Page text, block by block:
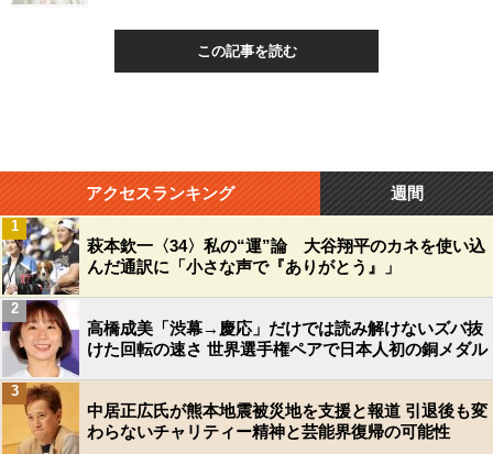
この記事を読む
アクセスランキング 週間
萩本欽一〈34〉私の“運”論 大谷翔平のカネを使い込
んだ通訳に「小さな声で『ありがとう』」
1
高橋成美「渋幕→慶応」だけでは読み解けないズバ抜
けた回転の速さ 世界選手権ペアで日本人初の銅メダル
2
中居正広氏が熊本地震被災地を支援と報道 引退後も変
わらないチャリティー精神と芸能界復帰の可能性
3